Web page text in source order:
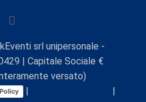
srl unipersonale -
| Capitale Sociale €
versato)
|
|